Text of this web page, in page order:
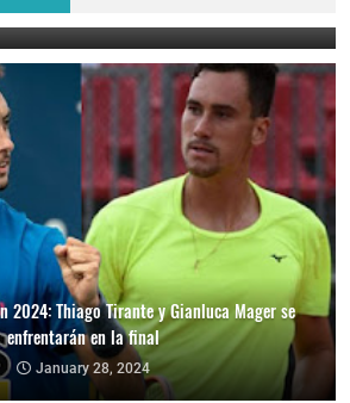
January 29, 2024
2024: Thiago Tirante y Gianluca Mager se
enfrentarán en la final
January 28, 2024